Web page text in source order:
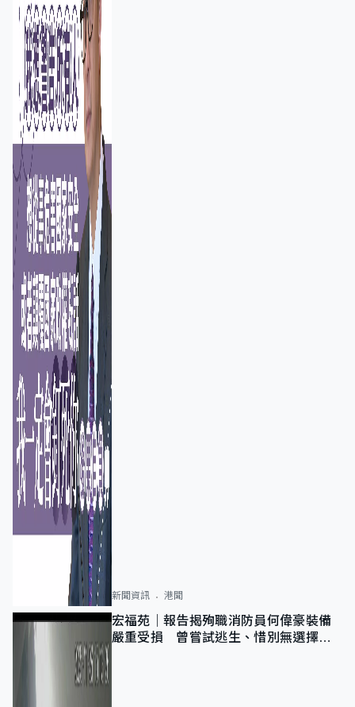
新聞資訊 港聞
宏福苑｜報告揭殉職消防員何偉豪裝備
嚴重受損 曾嘗試逃生、惜別無選擇下